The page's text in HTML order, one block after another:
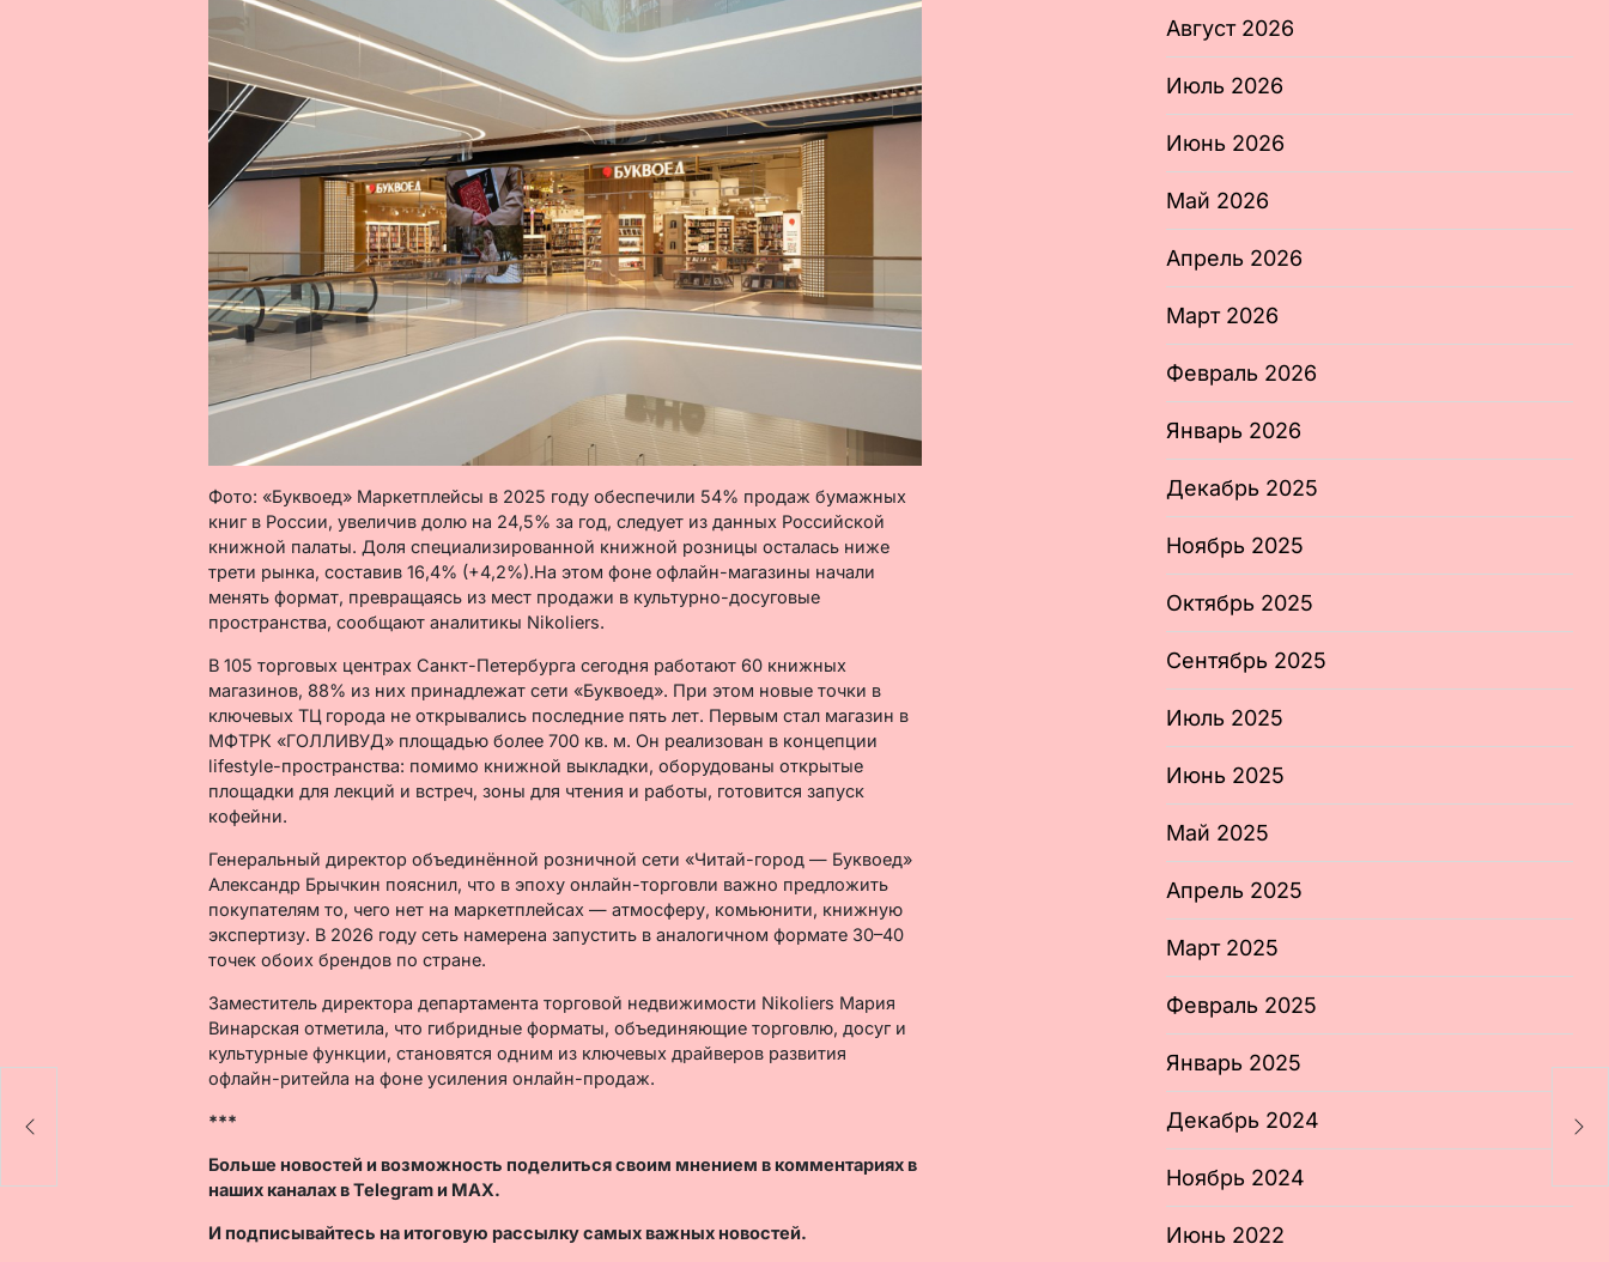
Фото: «Буквоед» Маркетплейсы в 2025 году обеспечили 54% продаж бумажных
книг в России, увеличив долю на 24,5% за год, следует из данных Российской
книжной палаты. Доля специализированной книжной розницы осталась ниже
трети рынка, составив 16,4% (+4,2%).На этом фоне офлайн-магазины начали
менять формат, превращаясь из мест продажи в культурно-досуговые
пространства, сообщают аналитикы Nikoliers.
В 105 торговых центрах Санкт-Петербурга сегодня работают 60 книжных
магазинов, 88% из них принадлежат сети «Буквоед». При этом новые точки в
ключевых ТЦ города не открывались последние пять лет. Первым стал магазин в
МФТРК «ГОЛЛИВУД» площадью более 700 кв. м. Он реализован в концепции
lifestyle-пространства: помимо книжной выкладки, оборудованы открытые
площадки для лекций и встреч, зоны для чтения и работы, готовится запуск
кофейни.
Генеральный директор объединённой розничной сети «Читай-город — Буквоед»
Александр Брычкин пояснил, что в эпоху онлайн-торговли важно предложить
покупателям то, чего нет на маркетплейсах — атмосферу, комьюнити, книжную
экспертизу. В 2026 году сеть намерена запустить в аналогичном формате 30–40
точек обоих брендов по стране.
Заместитель директора департамента торговой недвижимости Nikoliers Мария
Винарская отметила, что гибридные форматы, объединяющие торговлю, досуг и
культурные функции, становятся одним из ключевых драйверов развития
офлайн-ритейла на фоне усиления онлайн-продаж.
***
Больше новостей и возможность поделиться своим мнением в комментариях в
наших каналах вTelegram и MAX.
И подписывайтесь на итоговую рассылку самых важных новостей.
Август 2026
Июль 2026
Июнь 2026
Май 2026
Апрель 2026
Март 2026
Февраль 2026
Январь 2026
Декабрь 2025
Ноябрь 2025
Октябрь 2025
Сентябрь 2025
Июль 2025
Июнь 2025
Май 2025
Апрель 2025
Март 2025
Февраль 2025
Январь 2025
Декабрь 2024
Ноябрь 2024
Июнь 2022